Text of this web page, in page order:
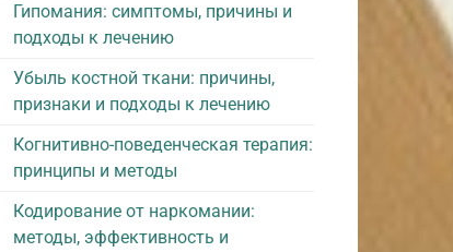
Гипомания: симптомы, причины и
подходы к лечению
Убыль костной ткани: причины,
признаки и подходы к лечению
Когнитивно-поведенческая терапия:
принципы и методы
Кодирование от наркомании:
методы, эффективность и